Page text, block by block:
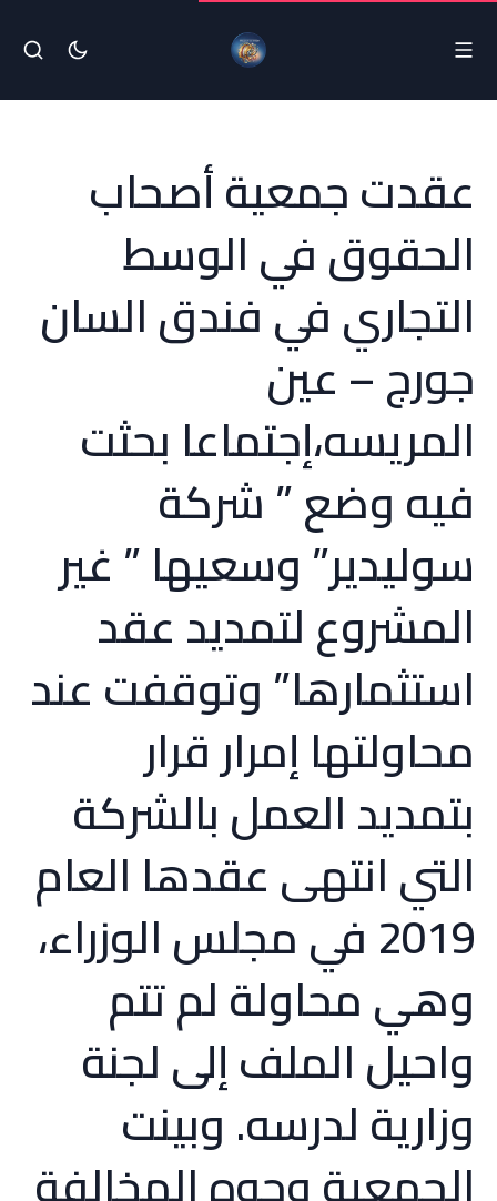
عقدت جمعية أصحاب
الحقوق في الوسط
التجاري في فندق السان
جورج – عين
المريسه،إجتماعا بحثت
فيه وضع ” شركة
سوليدير” وسعيها ” غير
المشروع لتمديد عقد
استثمارها” وتوقفت عند
محاولتها إمرار قرار
بتمديد العمل بالشركة
التي انتهى عقدها العام
2019 في مجلس الوزراء،
وهي محاولة لم تتم
واحيل الملف إلى لجنة
وزارية لدرسه. وبينت